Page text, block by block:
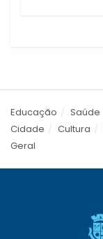
Educação Saúde
Cidade
Cultura
Geral